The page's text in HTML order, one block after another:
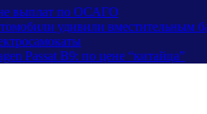
выплат по ОСАГО
удивили вместительным
Passat B9: по цене “китайца”